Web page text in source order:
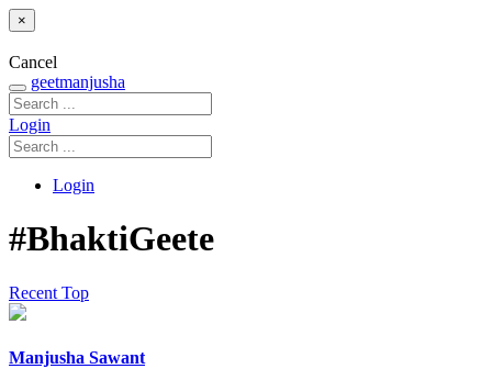
×
Cancel
geetmanjusha
Login
Login
#BhaktiGeete
Recent Top
Manjusha Sawant